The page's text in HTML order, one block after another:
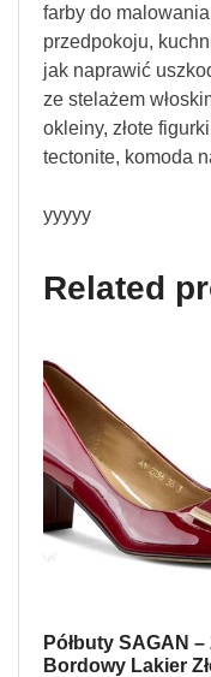
farby do
przedpokoju,
jak naprawić
ze stelażem
okleiny, złote
tectonite, komoda
yyyyy
Related
Półbuty SAGAN –
Bordowy Lakier